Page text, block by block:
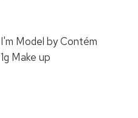
I'm Model by Contém
1g Make up